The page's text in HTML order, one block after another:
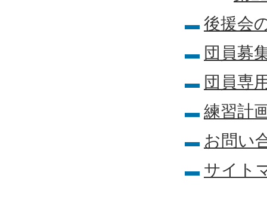
後援会
団員募
団員専
練習計
お問い
サイト